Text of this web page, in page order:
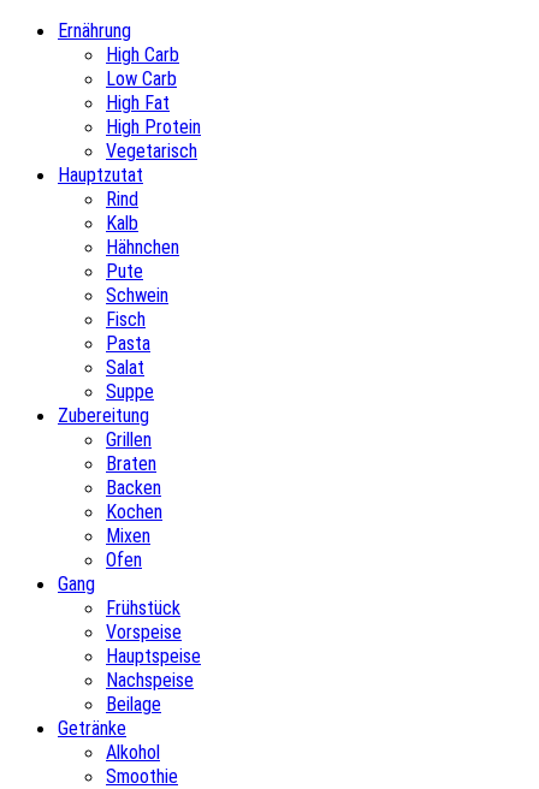
Ernährung
High Carb
Low Carb
High Fat
High Protein
Vegetarisch
Hauptzutat
Rind
Kalb
Hähnchen
Pute
Schwein
Fisch
Pasta
Salat
Suppe
Zubereitung
Grillen
Braten
Backen
Kochen
Mixen
Ofen
Gang
Frühstück
Vorspeise
Hauptspeise
Nachspeise
Beilage
Getränke
Alkohol
Smoothie